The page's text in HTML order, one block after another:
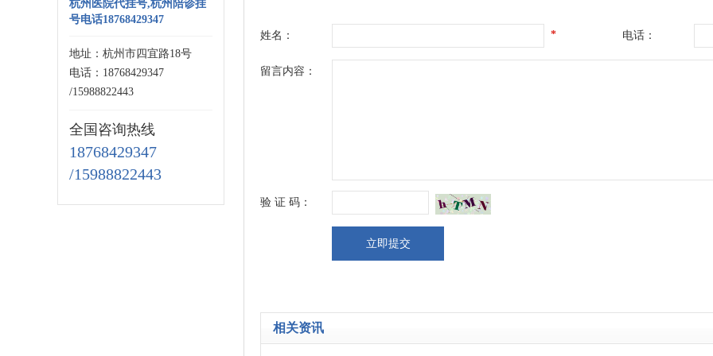
杭州医院代挂号,杭州陪诊挂
号电话18768429347
地址：杭州市四宜路18号
电话：18768429347
/15988822443
全国咨询热线
18768429347
/15988822443
姓名： * 电话：
留言内容：
验 证 码：
相关资讯